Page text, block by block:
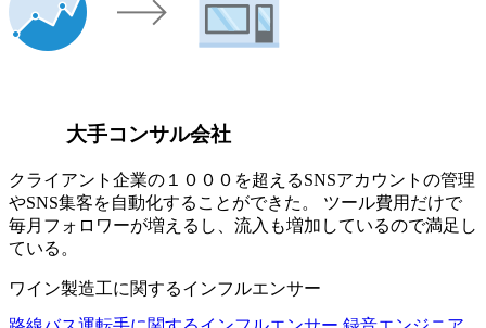
大手コンサル会社
クライアント企業の１０００を超えるSNSアカウントの管理
やSNS集客を自動化することができた。 ツール費用だけで
毎月フォロワーが増えるし、流入も増加しているので満足し
ている。
ワイン製造工に関するインフルエンサー